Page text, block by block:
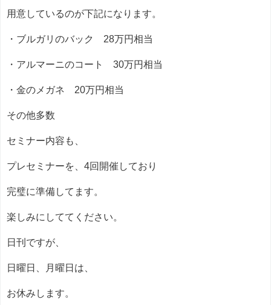
用意しているのが下記になります。
・ブルガリのバック 28万円相当
・アルマーニのコート 30万円相当
・金のメガネ 20万円相当
その他多数
セミナー内容も、
プレセミナーを、4回開催しており
完璧に準備してます。
楽しみにしててください。
日刊ですが、
日曜日、月曜日は、
お休みします。